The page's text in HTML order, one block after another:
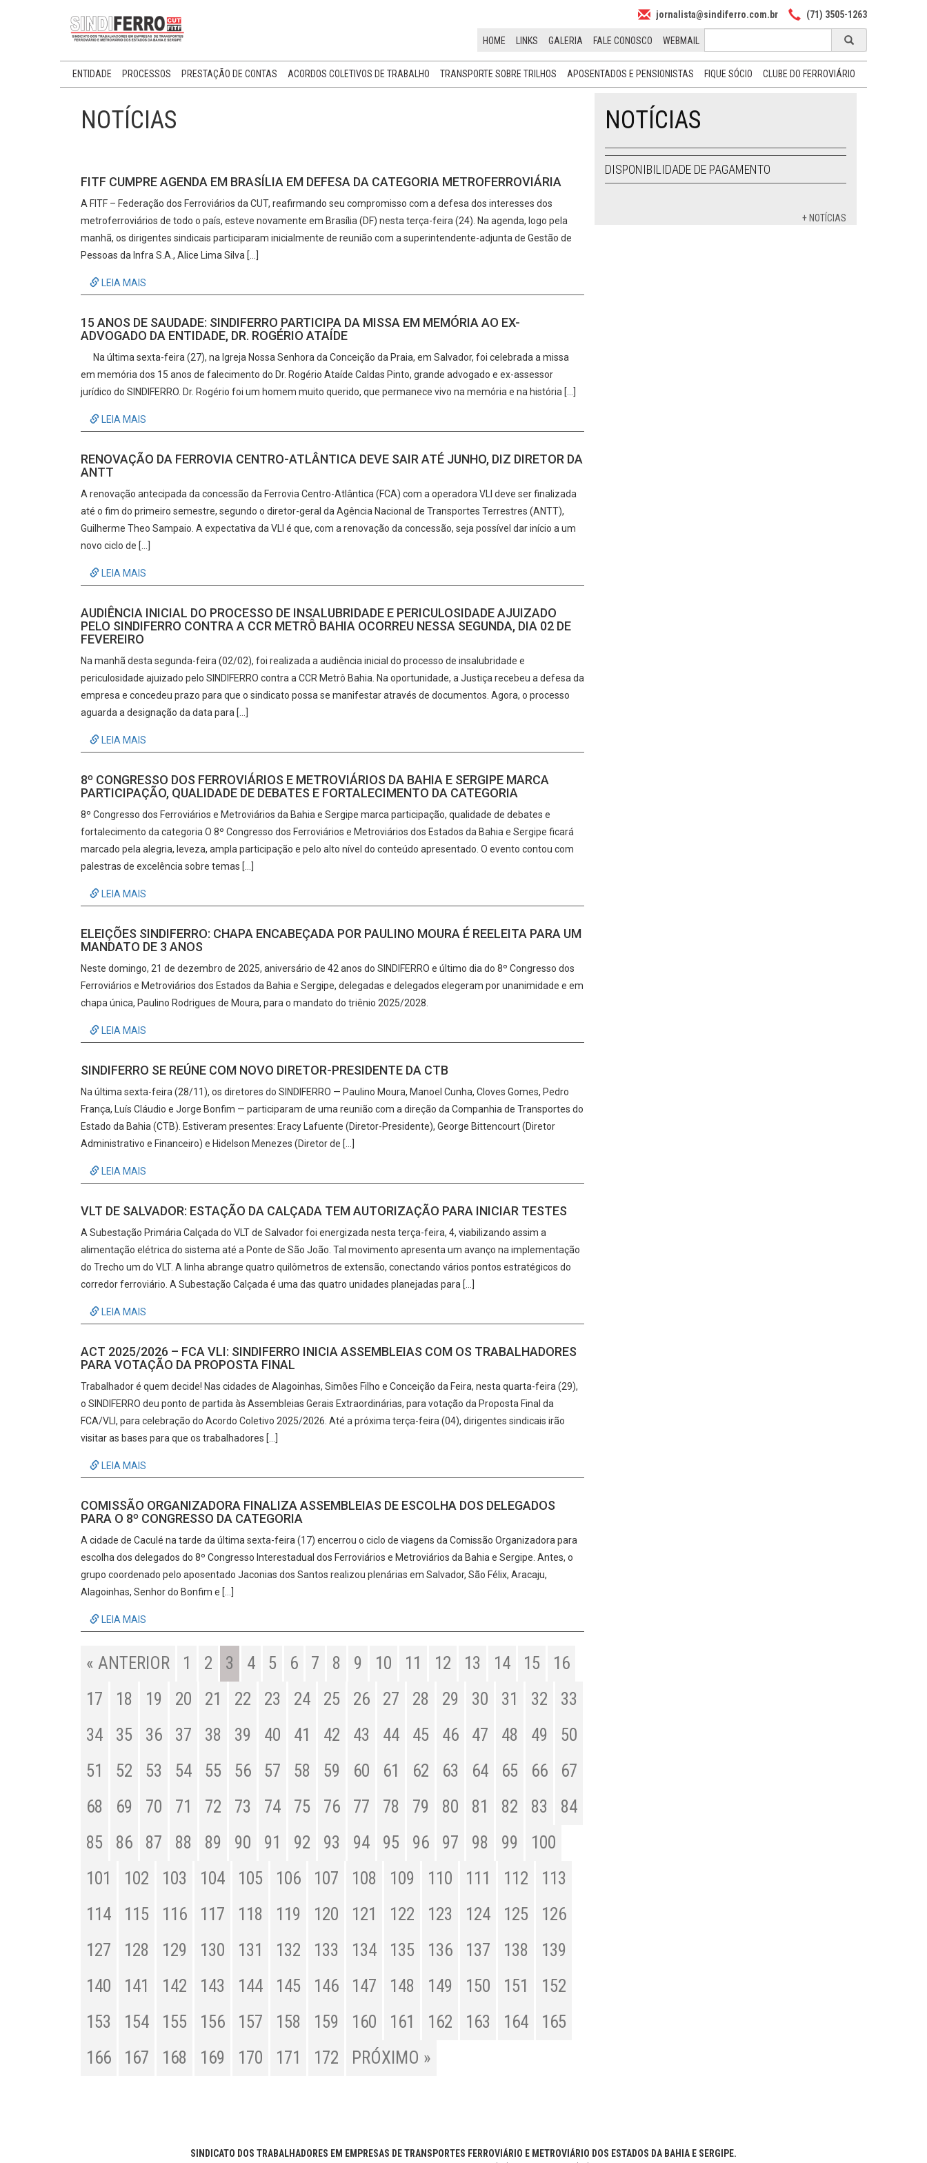
jornalista@sindiferro.com.br (71) 3505-1263
HOME LINKS GALERIA FALE CONOSCO WEBMAIL
ENTIDADE PROCESSOS PRESTAÇÃO DE CONTAS ACORDOS COLETIVOS DE TRABALHO TRANSPORTE SOBRE TRILHOS APOSENTADOS E PENSIONISTAS FIQUE SÓCIO CLUBE DO FERROVIÁRIO
NOTÍCIAS
FITF CUMPRE AGENDA EM BRASÍLIA EM DEFESA DA CATEGORIA METROFERROVIÁRIA
A FITF – Federação dos Ferroviários da CUT, reafirmando seu compromisso com a defesa dos interesses dos
metroferroviários de todo o país, esteve novamente em Brasília (DF) nesta terça-feira (24). Na agenda, logo pela
manhã, os dirigentes sindicais participaram inicialmente de reunião com a superintendente-adjunta de Gestão de
Pessoas da Infra S.A., Alice Lima Silva […]
LEIA MAIS
15 ANOS DE SAUDADE: SINDIFERRO PARTICIPA DA MISSA EM MEMÓRIA AO EX-
ADVOGADO DA ENTIDADE, DR. ROGÉRIO ATAÍDE
Na última sexta-feira (27), na Igreja Nossa Senhora da Conceição da Praia, em Salvador, foi celebrada a missa
em memória dos 15 anos de falecimento do Dr. Rogério Ataíde Caldas Pinto, grande advogado e ex-assessor
jurídico do SINDIFERRO. Dr. Rogério foi um homem muito querido, que permanece vivo na memória e na história […]
LEIA MAIS
RENOVAÇÃO DA FERROVIA CENTRO-ATLÂNTICA DEVE SAIR ATÉ JUNHO, DIZ DIRETOR DA
ANTT
A renovação antecipada da concessão da Ferrovia Centro-Atlântica (FCA) com a operadora VLI deve ser finalizada
até o fim do primeiro semestre, segundo o diretor-geral da Agência Nacional de Transportes Terrestres (ANTT),
Guilherme Theo Sampaio. A expectativa da VLI é que, com a renovação da concessão, seja possível dar início a um
novo ciclo de […]
LEIA MAIS
AUDIÊNCIA INICIAL DO PROCESSO DE INSALUBRIDADE E PERICULOSIDADE AJUIZADO
PELO SINDIFERRO CONTRA A CCR METRÔ BAHIA OCORREU NESSA SEGUNDA, DIA 02 DE
FEVEREIRO
Na manhã desta segunda-feira (02/02), foi realizada a audiência inicial do processo de insalubridade e
periculosidade ajuizado pelo SINDIFERRO contra a CCR Metrô Bahia. Na oportunidade, a Justiça recebeu a defesa da
empresa e concedeu prazo para que o sindicato possa se manifestar através de documentos. Agora, o processo
aguarda a designação da data para […]
LEIA MAIS
8º CONGRESSO DOS FERROVIÁRIOS E METROVIÁRIOS DA BAHIA E SERGIPE MARCA
PARTICIPAÇÃO, QUALIDADE DE DEBATES E FORTALECIMENTO DA CATEGORIA
8º Congresso dos Ferroviários e Metroviários da Bahia e Sergipe marca participação, qualidade de debates e
fortalecimento da categoria O 8º Congresso dos Ferroviários e Metroviários dos Estados da Bahia e Sergipe ficará
marcado pela alegria, leveza, ampla participação e pelo alto nível do conteúdo apresentado. O evento contou com
palestras de excelência sobre temas […]
LEIA MAIS
ELEIÇÕES SINDIFERRO: CHAPA ENCABEÇADA POR PAULINO MOURA É REELEITA PARA UM
MANDATO DE 3 ANOS
Neste domingo, 21 de dezembro de 2025, aniversário de 42 anos do SINDIFERRO e último dia do 8º Congresso dos
Ferroviários e Metroviários dos Estados da Bahia e Sergipe, delegadas e delegados elegeram por unanimidade e em
chapa única, Paulino Rodrigues de Moura, para o mandato do triênio 2025/2028.
LEIA MAIS
SINDIFERRO SE REÚNE COM NOVO DIRETOR-PRESIDENTE DA CTB
Na última sexta-feira (28/11), os diretores do SINDIFERRO — Paulino Moura, Manoel Cunha, Cloves Gomes, Pedro
França, Luís Cláudio e Jorge Bonfim — participaram de uma reunião com a direção da Companhia de Transportes do
Estado da Bahia (CTB). Estiveram presentes: Eracy Lafuente (Diretor-Presidente), George Bittencourt (Diretor
Administrativo e Financeiro) e Hidelson Menezes (Diretor de […]
LEIA MAIS
VLT DE SALVADOR: ESTAÇÃO DA CALÇADA TEM AUTORIZAÇÃO PARA INICIAR TESTES
A Subestação Primária Calçada do VLT de Salvador foi energizada nesta terça-feira, 4, viabilizando assim a
alimentação elétrica do sistema até a Ponte de São João. Tal movimento apresenta um avanço na implementação
do Trecho um do VLT. A linha abrange quatro quilômetros de extensão, conectando vários pontos estratégicos do
corredor ferroviário. A Subestação Calçada é uma das quatro unidades planejadas para […]
LEIA MAIS
ACT 2025/2026 – FCA VLI: SINDIFERRO INICIA ASSEMBLEIAS COM OS TRABALHADORES
PARA VOTAÇÃO DA PROPOSTA FINAL
Trabalhador é quem decide! Nas cidades de Alagoinhas, Simões Filho e Conceição da Feira, nesta quarta-feira (29),
o SINDIFERRO deu ponto de partida às Assembleias Gerais Extraordinárias, para votação da Proposta Final da
FCA/VLI, para celebração do Acordo Coletivo 2025/2026. Até a próxima terça-feira (04), dirigentes sindicais irão
visitar as bases para que os trabalhadores […]
LEIA MAIS
COMISSÃO ORGANIZADORA FINALIZA ASSEMBLEIAS DE ESCOLHA DOS DELEGADOS
PARA O 8º CONGRESSO DA CATEGORIA
A cidade de Caculé na tarde da última sexta-feira (17) encerrou o ciclo de viagens da Comissão Organizadora para
escolha dos delegados do 8º Congresso Interestadual dos Ferroviários e Metroviários da Bahia e Sergipe. Antes, o
grupo coordenado pelo aposentado Jaconias dos Santos realizou plenárias em Salvador, São Félix, Aracaju,
Alagoinhas, Senhor do Bonfim e […]
LEIA MAIS
« ANTERIOR 1 2 3 4 5 6 7 8 9 10 11 12 13 14 15
16
17
18 19 20 21 22 23 24 25 26 27 28 29 30 31 32
33
34
35 36 37 38 39 40 41 42 43 44 45 46 47 48 49
50
51
52 53 54 55 56 57 58 59 60 61 62 63 64 65 66
67
68
69 70 71 72 73 74 75 76 77 78 79 80 81 82 83
84
85
86 87 88 89 90 91 92 93 94 95 96 97 98 99
100
101
102 103 104 105 106 107 108 109 110 111 112
113
114
115 116 117 118 119 120 121 122 123 124 125
126
127
128 129 130 131 132 133 134 135 136 137 138
139
140
141 142 143 144 145 146 147 148 149 150 151
152
153
154 155 156 157 158 159 160 161 162 163 164
165
166
167 168 169 170 171 172 PRÓXIMO »
NOTÍCIAS
DISPONIBILIDADE DE PAGAMENTO
+ NOTÍCIAS
SINDICATO DOS TRABALHADORES EM EMPRESAS DE TRANSPORTES FERROVIÁRIO E METROVIÁRIO DOS ESTADOS DA BAHIA E SERGIPE.